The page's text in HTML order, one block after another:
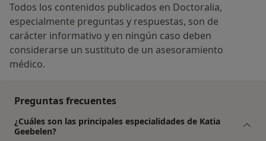
Todos los contenidos publicados en Doctoralia,
especialmente preguntas y respuestas, son de
carácter informativo y en ningún caso deben
considerarse un sustituto de un asesoramiento
médico.
Preguntas frecuentes
¿Cuáles son las principales especialidades de Katia
Geebelen?